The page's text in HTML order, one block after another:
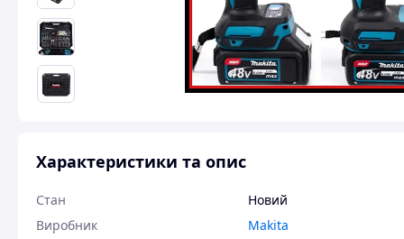
Характеристики та опис
Стан
Новий
Виробник
Makita